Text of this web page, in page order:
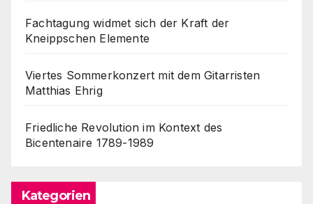
Fachtagung widmet sich der Kraft der
Kneippschen Elemente
Viertes Sommerkonzert mit dem Gitarristen
Matthias Ehrig
Friedliche Revolution im Kontext des
Bicentenaire 1789-1989
Kategorien